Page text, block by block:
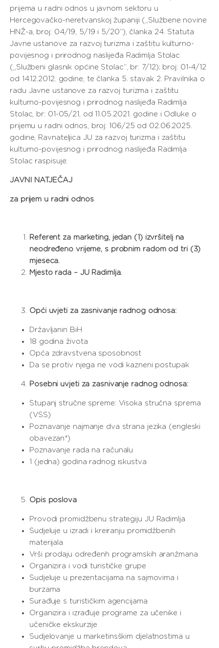
prijema u radni odnos u javnom sektoru u
Hercegovačko-neretvanskoj županiji („Službene novine
HNŽ-a, broj: 04/19, 5/19 i 5/20“), članka 24. Statuta
Javne ustanove za razvoj turizma i zaštitu kulturno-
povijesnog i prirodnog naslijeđa Radimlja Stolac
(„Službeni glasnik općine Stolac“, br: 7/12); broj: 01-4/12
od 14.12.2012. godine, te članka 5. stavak 2. Pravilnika o
radu Javne ustanove za razvoj turizma i zaštitu
kulturno-povijesnog i prirodnog naslijeđa Radimlja
Stolac, br: 01-05/21, od 11.05.2021. godine i Odluke o
prijemu u radni odnos, broj: 106/25 od 02.06.2025.
godine, Ravnateljica JU za razvoj turizma i zaštitu
kulturno-povijesnog i prirodnog naslijeđa Radimlja
Stolac raspisuje:
JAVNI NATJEČAJ
za prijem u radni odnos
Referent za marketing, jedan (1) izvršitelj na
neodređeno vrijeme, s probnim radom od tri (3)
mjeseca.
Mjesto rada – JU Radimlja.
Opći uvjeti za zasnivanje radnog odnosa:
Državljanin BiH
18 godina života
Opća zdravstvena sposobnost
Da se protiv njega ne vodi kazneni postupak
Posebni uvjeti za zasnivanje radnog odnosa:
Stupanj stručne spreme: Visoka stručna sprema
(VSS)
Poznavanje najmanje dva strana jezika (engleski
obavezan*)
Poznavanje rada na računalu
1 (jedna) godina radnog iskustva
Opis poslova
Provodi promidžbenu strategiju JU Radimlja
Sudjeluje u izradi i kreiranju promidžbenih
materijala
Vrši prodaju određenh programskih aranžmana
Organizira i vodi turističke grupe
Sudjeluje u prezentacijama na sajmovima i
burzama
Surađuje s turističkim agencijama
Organizira i izrađuje programe za učenike i
učeničke ekskurzije
Sudjelovanje u marketinsškim djelatnostima u